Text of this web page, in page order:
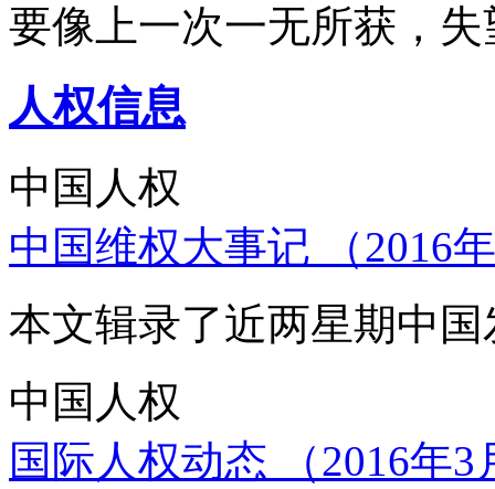
要像上一次一无所获，
人权信息
中国人权
中国维权大事记 （2016
本文辑录了近两星期中
中国人权
国际人权动态 （2016年